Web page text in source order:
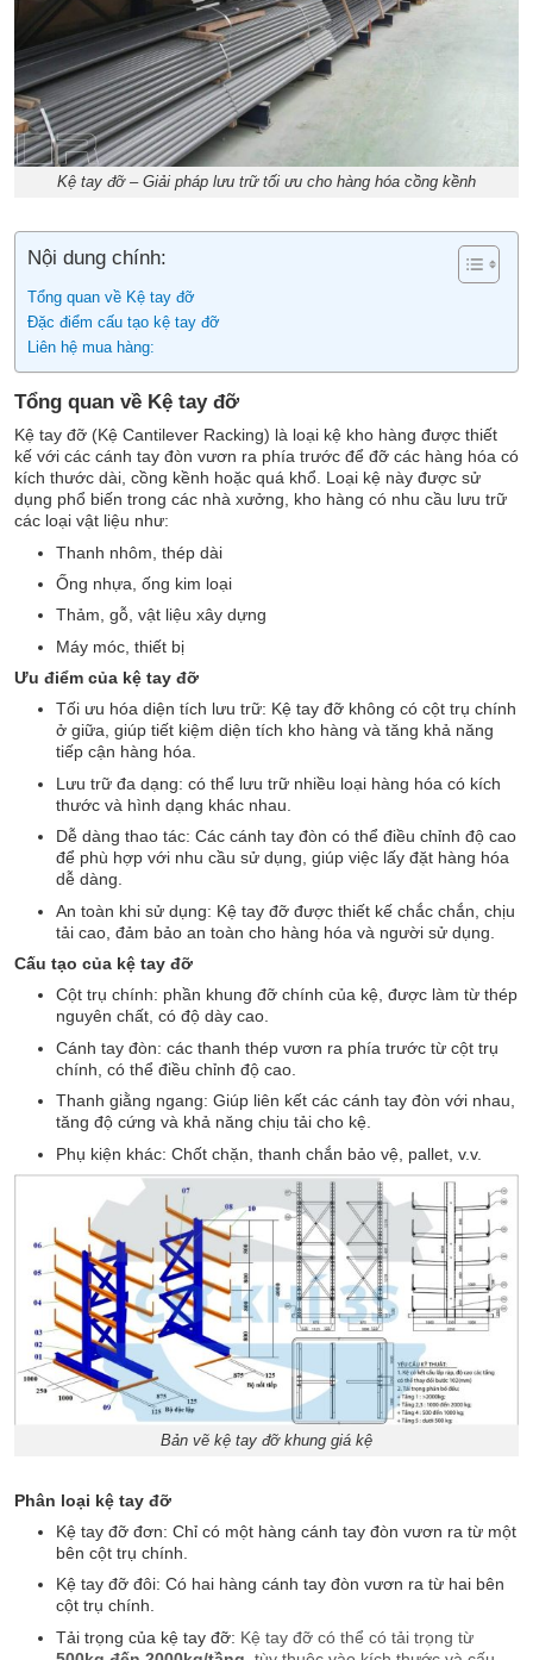
Kệ tay đỡ – Giải pháp lưu trữ tối ưu cho hàng hóa cồng kềnh
Nội dung chính:
Tổng quan về Kệ tay đỡ
Đặc điểm cấu tạo kệ tay đỡ
Liên hệ mua hàng:
Tổng quan về Kệ tay đỡ
Kệ tay đỡ (Kệ Cantilever Racking) là loại kệ kho hàng được thiết
kế với các cánh tay đòn vươn ra phía trước để đỡ các hàng hóa có
kích thước dài, cồng kềnh hoặc quá khổ. Loại kệ này được sử
dụng phổ biến trong các nhà xưởng, kho hàng có nhu cầu lưu trữ
các loại vật liệu như:
Thanh nhôm, thép dài
Ống nhựa, ống kim loại
Thảm, gỗ, vật liệu xây dựng
Máy móc, thiết bị
Ưu điểm của kệ tay đỡ
Tối ưu hóa diện tích lưu trữ: Kệ tay đỡ không có cột trụ chính
ở giữa, giúp tiết kiệm diện tích kho hàng và tăng khả năng
tiếp cận hàng hóa.
Lưu trữ đa dạng: có thể lưu trữ nhiều loại hàng hóa có kích
thước và hình dạng khác nhau.
Dễ dàng thao tác: Các cánh tay đòn có thể điều chỉnh độ cao
để phù hợp với nhu cầu sử dụng, giúp việc lấy đặt hàng hóa
dễ dàng.
An toàn khi sử dụng: Kệ tay đỡ được thiết kế chắc chắn, chịu
tải cao, đảm bảo an toàn cho hàng hóa và người sử dụng.
Cấu tạo của kệ tay đỡ
Cột trụ chính: phần khung đỡ chính của kệ, được làm từ thép
nguyên chất, có độ dày cao.
Cánh tay đòn: các thanh thép vươn ra phía trước từ cột trụ
chính, có thể điều chỉnh độ cao.
Thanh giằng ngang: Giúp liên kết các cánh tay đòn với nhau,
tăng độ cứng và khả năng chịu tải cho kệ.
Phụ kiện khác: Chốt chặn, thanh chắn bảo vệ, pallet, v.v.
Bản vẽ kệ tay đỡ khung giá kệ
Phân loại kệ tay đỡ
Kệ tay đỡ đơn: Chỉ có một hàng cánh tay đòn vươn ra từ một
bên cột trụ chính.
Kệ tay đỡ đôi: Có hai hàng cánh tay đòn vươn ra từ hai bên
cột trụ chính.
Tải trọng của kệ tay đỡ: Kệ tay đỡ có thể có tải trọng từ